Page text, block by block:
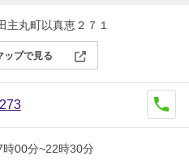
主丸町以真恵２７１
ップで見る
時00分~22時30分